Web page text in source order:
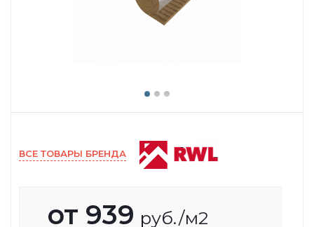
ВСЕ ТОВАРЫ БРЕНДА
от 939 руб./м2